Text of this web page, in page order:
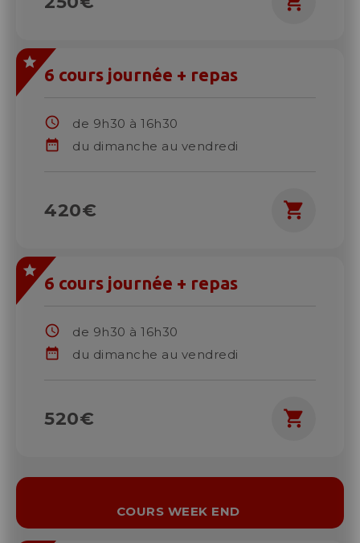
6 cours journée + repas
schedule de 9h30 à 16h30
date_range du dimanche au vendredi
420€ shopping_cart
6 cours journée + repas
schedule de 9h30 à 16h30
date_range du dimanche au vendredi
520€ shopping_cart
COURS WEEK END